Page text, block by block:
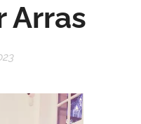
Arras